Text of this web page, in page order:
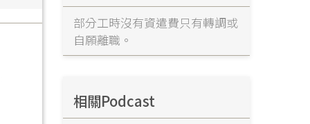
部分工時沒有資遣費只有轉調或
自願離職。
相關Podcast